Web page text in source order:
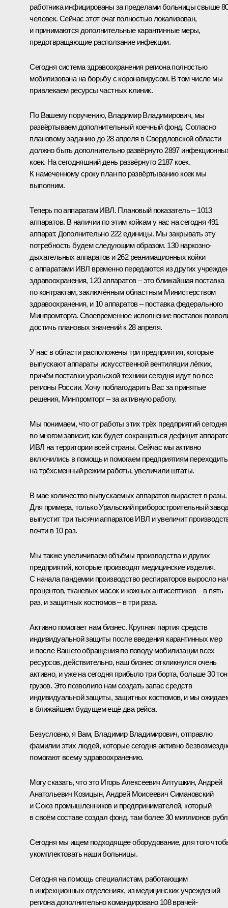
работника инфицированы за пределами больницы свыше
человек. Сейчас этот очаг полностью локализован,
и принимаются дополнительные карантинные меры,
предотвращающие расползание инфекции.
Сегодня система здравоохранения региона полностью
мобилизована на борьбу с коронавирусом. В том числе мы
привлекаем ресурсы частных клиник.
По Вашему поручению, Владимир Владимирович, мы
развёртываем дополнительный коечный фонд. Согласно
плановому заданию до 28 апреля в Свердловской области
должно быть дополнительно развёрнуто 2897
коек. На сегодняшний день развёрнуто 2187 коек.
К намеченному сроку план по развёртыванию коек мы
выполним.
Теперь по аппаратам ИВЛ. Плановый показатель – 1013
аппаратов. В наличии по этим койкам у нас на сегодня 491
аппарат. Дополнительно 222 единицы. Мы закрывать эту
потребность будем следующим образом. 130 наркозно-
дыхательных аппаратов и 262 реанимационных койки
с аппаратами ИВЛ временно передаются из других
здравоохранения, 120 аппаратов – это ближайшая поставка
по контрактам, заключённым областным Министерством
здравоохранения, и 10 аппаратов – поставка федерального
Минпромторга. Своевременное исполнение поставок
достичь плановых значений к 28 апреля.
У нас в области расположены три предприятия, которые
выпускают аппараты искусственной вентиляции лёгких,
причём поставки уральской техники сегодня идут во все
регионы России. Хочу поблагодарить Вас за принятые
решения, Минпромторг – за активную работу.
Мы понимаем, что от работы этих трёх предприятий сегодня
во многом зависит, как будет сокращаться дефицит
ИВЛ на территории всей страны. Сейчас мы активно
включились в помощь и помогаем предприятиям переходить
на трёхсменный режим работы, увеличили штаты.
В мае количество выпускаемых аппаратов вырастет в разы.
Для примера, только Уральский приборостроительный
выпустит три тысячи аппаратов ИВЛ и увеличит
почти в 10 раз.
Мы также увеличиваем объёмы производства и других
предприятий, которые производят медицинские изделия.
С начала пандемии производство респираторов выросло на
процентов, тканевых масок и кожных антисептиков – в пять
раз, и защитных костюмов – в три раза.
Активно помогает нам бизнес. Крупная партия средств
индивидуальной защиты после введения карантинных мер
и после Вашего обращения по поводу мобилизации всех
ресурсов, действительно, наш бизнес откликнулся очень
активно, и уже на сегодня прибыло три борта, больше 30
грузов. Это позволило нам создать запас средств
индивидуальной защиты, защитных костюмов, и мы
в ближайшем будущем ещё два рейса.
Безусловно, я Вам, Владимир Владимирович, отправлю
фамилии этих людей, которые сегодня активно
помогают всему здравоохранению.
Могу сказать, что это Игорь Алексеевич Алтушкин, Андрей
Анатольевич Козицын, Андрей Моисеевич Симановский
и Союз промышленников и предпринимателей, который
в своём составе создал фонд, там более 30 миллионов
Сегодня мы ищем подходящее оборудование, для того
укомплектовать наши больницы.
Сегодня на помощь специалистам, работающим
в инфекционных отделениях, из медицинских учреждений
региона дополнительно командировано 108 врачей-